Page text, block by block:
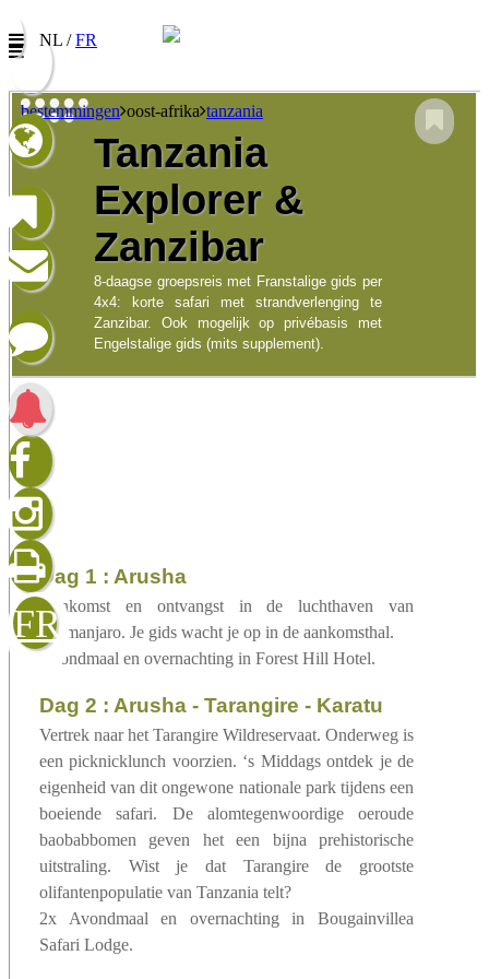
FR
NL /FR
Nieuwsbrief
Vul uw e-mail adres in om onze promoties te
ontvangen
Naam:
E-mail:
Taalkeuze/Langue:
sluiten verzenden
bestemmingen oost-afrika tanzania
Tanzania
Explorer &
Zanzibar
8-daagse groepsreis met Franstalige gids per
4x4: korte safari met strandverlenging te
Zanzibar. Ook mogelijk op privébasis met
Engelstalige gids (mits supplement).
dag 1 : Arusha
Aankomst en ontvangst in de luchthaven van
Kilimanjaro. Je gids wacht je op in de aankomsthal.
Avondmaal en overnachting in Forest Hill Hotel.
dag 2 : Arusha - Tarangire - Karatu
Vertrek naar het Tarangire Wildreservaat. Onderweg is
een picknicklunch voorzien. ‘s Middags ontdek je de
eigenheid van dit ongewone nationale park tijdens een
boeiende safari. De alomtegenwoordige oeroude
baobabbomen geven het een bijna prehistorische
uitstraling. Wist je dat Tarangire de grootste
olifantenpopulatie van Tanzania telt?
2x Avondmaal en overnachting in Bougainvillea
Safari Lodge.